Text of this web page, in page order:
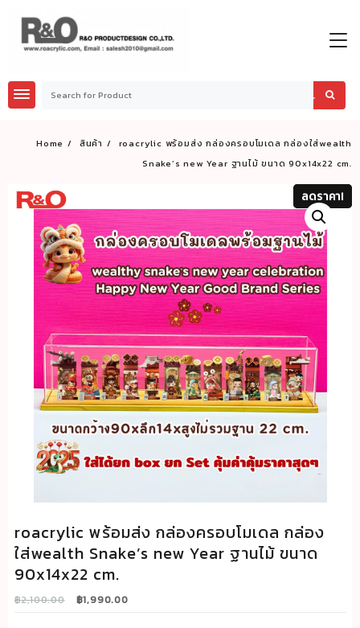
content
Home สินค้า
roacrylic พร้อมส่ง กล่องครอบโมเดล กล่องใส่wealth
Snake’s new Year ฐานไม้ ขนาด 90x14x22 cm.
ลดราคา!
roacrylic พร้อมส่ง กล่องครอบโมเดล กล่อง
ใส่wealth Snake’s new Year ฐานไม้ ขนาด
90x14x22 cm.
฿2,100.00
Original
฿1,990.00Current
ลดราคา!